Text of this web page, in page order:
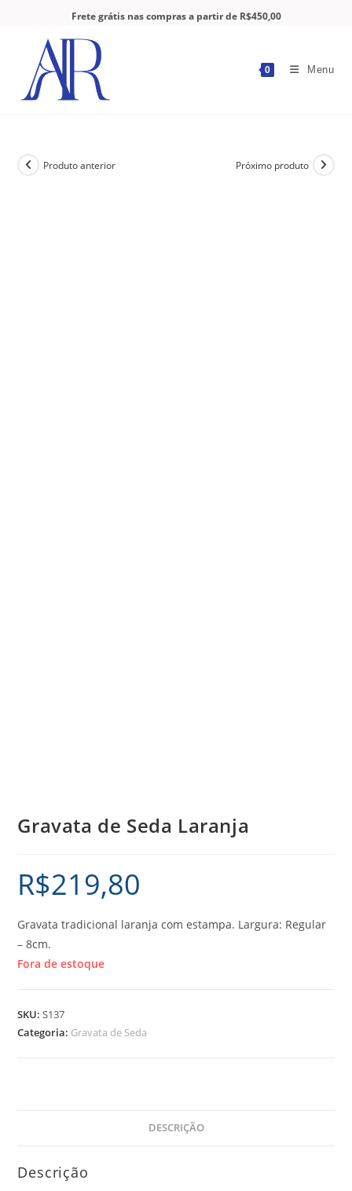
Frete grátis nas compras a partir de R$450,00
0 Menu
Produto anterior Próximo produto
Gravata de Seda Laranja
R$219,80
Gravata tradicional laranja com estampa. Largura: Regular
– 8cm.
Fora de estoque
SKU:S137
Categoria: Gravata de Seda
DESCRIÇÃO
Descrição